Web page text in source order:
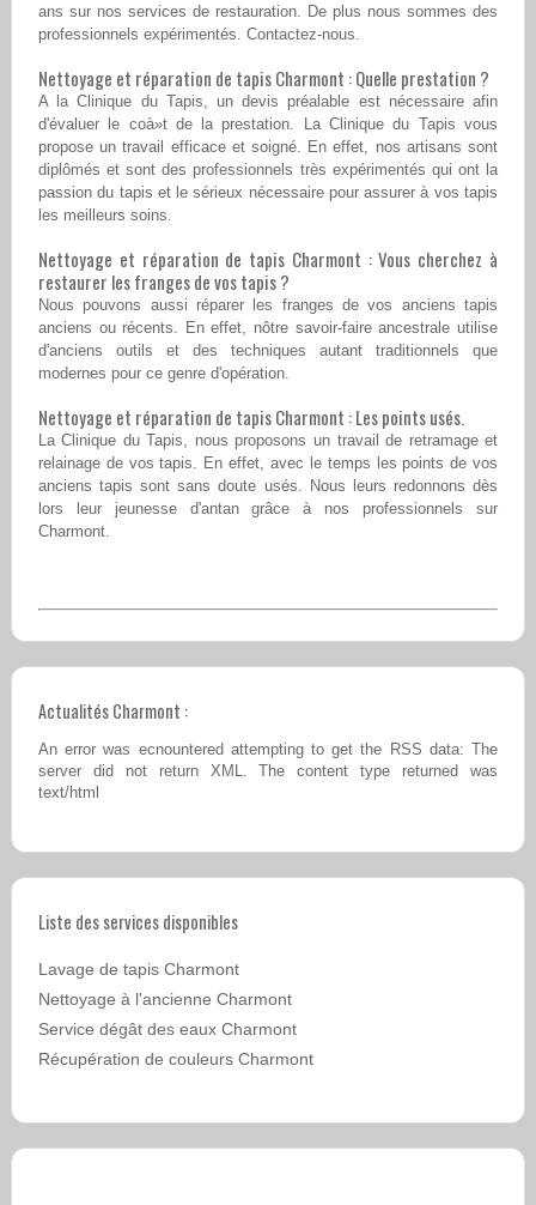
ans sur nos services de restauration. De plus nous sommes des
professionnels expérimentés. Contactez-nous.
Nettoyage et réparation de tapis Charmont : Quelle prestation ?
A la Clinique du Tapis, un devis préalable est nécessaire afin
d'évaluer le coà»t de la prestation. La Clinique du Tapis vous
propose un travail efficace et soigné. En effet, nos artisans sont
diplômés et sont des professionnels très expérimentés qui ont la
passion du tapis et le sérieux nécessaire pour assurer à vos tapis
les meilleurs soins.
Nettoyage et réparation de tapis Charmont : Vous cherchez à
restaurer les franges de vos tapis ?
Nous pouvons aussi réparer les franges de vos anciens tapis
anciens ou récents. En effet, nôtre savoir-faire ancestrale utilise
d'anciens outils et des techniques autant traditionnels que
modernes pour ce genre d'opération.
Nettoyage et réparation de tapis Charmont : Les points usés.
La Clinique du Tapis, nous proposons un travail de retramage et
relainage de vos tapis. En effet, avec le temps les points de vos
anciens tapis sont sans doute usés. Nous leurs redonnons dès
lors leur jeunesse d'antan grâce à nos professionnels sur
Charmont.
Actualités Charmont :
An error was ecnountered attempting to get the RSS data: The
server did not return XML. The content type returned was
text/html
Liste des services disponibles
Lavage de tapis Charmont
Nettoyage à l'ancienne Charmont
Service dégât des eaux Charmont
Récupération de couleurs Charmont